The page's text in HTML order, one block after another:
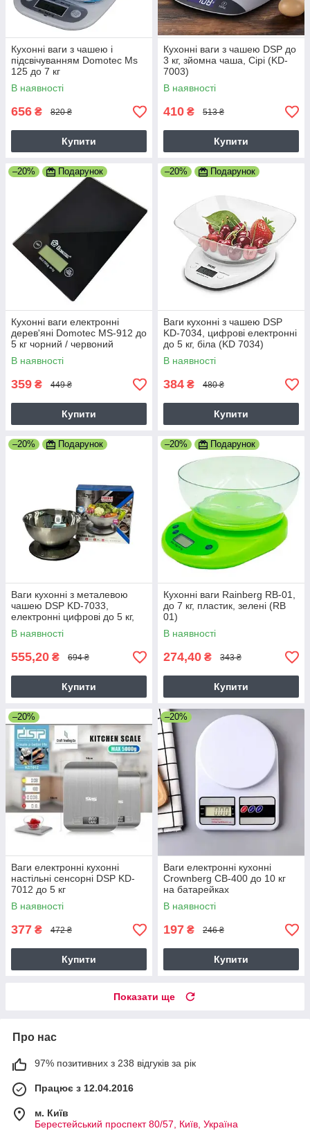
Кухонні ваги з чашею і
підсвічуванням Domotec Ms
125 до 7 кг
В наявності
656 ₴ 820 ₴
Купити
Кухонні ваги з чашею DSP до
3 кг, зйомна чаша, Сірі (KD-
7003)
В наявності
410 ₴ 513 ₴
Купити
–20% Подарунок
Кухонні ваги електронні
дерев'яні Domotec MS-912 до
5 кг чорний / червоний
В наявності
359 ₴ 449 ₴
Купити
–20% Подарунок
Ваги кухонні з чашею DSP
KD-7034, цифрові електронні
до 5 кг, біла (KD 7034)
В наявності
384 ₴ 480 ₴
Купити
–20% Подарунок
Ваги кухонні з металевою
чашею DSP KD-7033,
електронні цифрові до 5 кг,
сріблясті (7033)
В наявності
555,20 ₴ 694 ₴
Купити
–20% Подарунок
Кухонні ваги Rainberg RB-01,
до 7 кг, пластик, зелені (RB
01)
В наявності
274,40 ₴ 343 ₴
Купити
–20%
Ваги електронні кухонні
настільні сенсорні DSP KD-
7012 до 5 кг
В наявності
377 ₴ 472 ₴
Купити
–20%
Ваги електронні кухонні
Crownberg CB-400 до 10 кг
на батарейках
В наявності
197 ₴ 246 ₴
Купити
Показати ще
Про нас
97% позитивних з 238 відгуків за рік
Працює з 12.04.2016
м. Київ
Берестейський проспект 80/57, Київ, Україна